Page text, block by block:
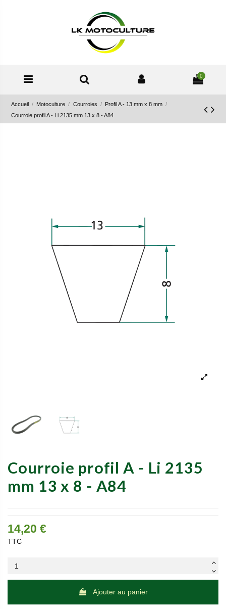
0
Accueil Motoculture Courroies
Profil A - 13 mm x 8 mm
Courroie profil A - Li 2135 mm 13 x 8 - A84
Courroie profil A - Li 2135
mm 13 x 8 - A84
14,20 €
TTC
Ajouter au panier